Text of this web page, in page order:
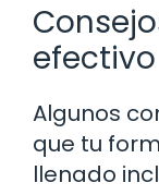
efectivo
Algunos
que tu
llenado